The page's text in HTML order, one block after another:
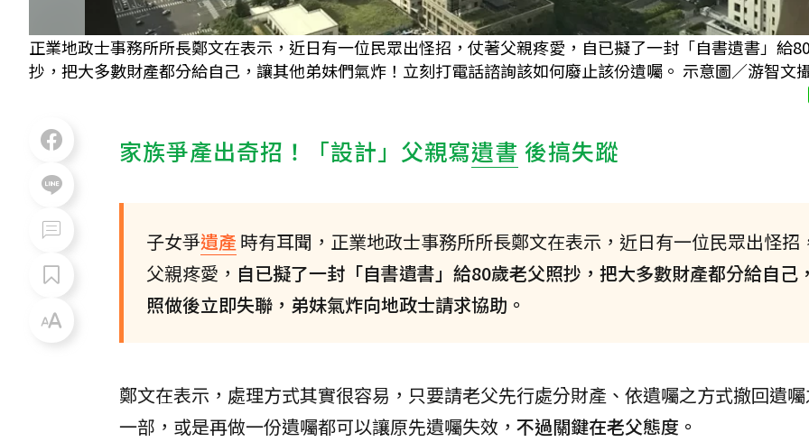
正業地政士事務所所長鄭文在表示，近日有一位民眾出怪招，仗著父親疼愛，自已擬了一封「自書遺書」給
抄，把大多數財產都分給自己，讓其他弟妹們氣炸！立刻打電話諮詢該如何廢止該份遺囑。 示意圖／游智文
家族爭產出奇招！「設計」父親寫遺書 後搞失蹤
子女爭遺產 時有耳聞，正業地政士事務所所長鄭文在表示，近日有一位民眾出怪招
父親疼愛， 自已擬了一封「自書遺書」給80歲老父照抄，把大多數財產都分給自己
照做後立即失聯，弟妹氣炸向地政士請求協助。
鄭文在表示，處理方式其實很容易，只要請老父先行處分財產、依遺囑之方式撤回遺
一部，或是再做一份遺囑都可以讓原先遺囑失效， 不過關鍵在老父態度。